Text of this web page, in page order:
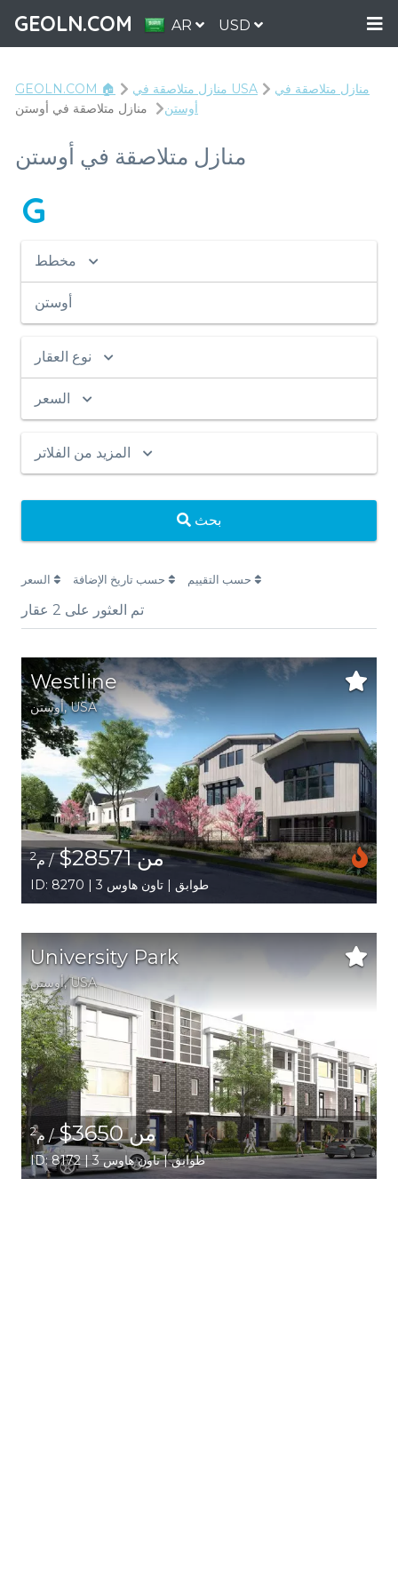
GEOLN.COM AR USD
GEOLN.COM 🏠 منازل متلاصقة في USA
منازل متلاصقة في
أوستن
منازل متلاصقة في أوستن
منازل متلاصقة في أوستن
G
أوستن
نوع العقار
السعر
المزيد من الفلاتر
بحث
تم العثور على 2 عقار
Westline
أوستن,USA
من 28571$ / م2
ID: 8270 | 3 طوابق | تاون هاوس
University Park
أوستن,USA
من 3650$ / م2
ID: 8172 | 3 طوابق | تاون هاوس